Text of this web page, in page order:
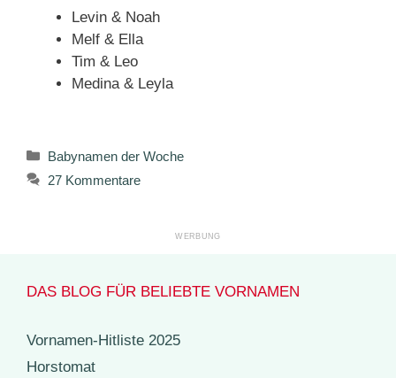
Levin & Noah
Melf & Ella
Tim & Leo
Medina & Leyla
Kategorien
Babynamen der Woche
27 Kommentare
DAS BLOG FÜR BELIEBTE VORNAMEN
Vornamen-Hitliste 2025
Horstomat